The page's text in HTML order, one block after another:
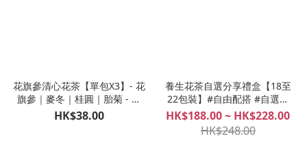
花旗參清心花茶【單包X3】- 花
旗參｜麥冬｜桂圓｜胎菊 - 養
生花茶包 #清虛火 #寧心安神 #
提升睡眠質素
HK$38.00
養生花茶自選分享禮盒【18至
22包裝】#自由配搭 #自選花
茶、水果茶組合 #一天一包 #一
個月份量 滿$300全港18區免運
費
HK$188.00 ~ HK$228.00
HK$248.00